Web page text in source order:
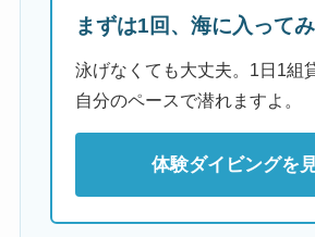
まずは1回、海に入って
泳げなくても大丈夫。1日1組
自分のペースで潜れますよ。
体験ダイビングを